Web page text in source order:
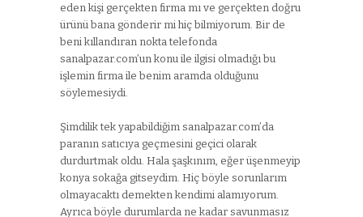
eden kişi gerçekten firma mı ve gerçekten doğru
ürünü bana gönderir mi hiç bilmiyorum. Bir de
beni kıllandıran nokta telefonda
sanalpazar.com’un konu ile ilgisi olmadığı bu
işlemin firma ile benim aramda olduğunu
söylemesiydi.
Şimdilik tek yapabildiğim sanalpazar.com’da
paranın satıcıya geçmesini geçici olarak
durdurtmak oldu. Hala şaşkınım, eğer üşenmeyip
konya sokağa gitseydim. Hiç böyle sorunlarım
olmayacaktı demekten kendimi alamıyorum.
Ayrıca böyle durumlarda ne kadar savunmasız